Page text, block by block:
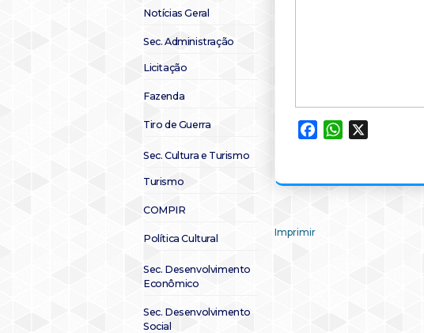
Notícias Geral
Sec. Administração
Licitação
Fazenda
Tiro de Guerra
Sec. Cultura e Turismo
Turismo
COMPIR
Política Cultural
Sec. Desenvolvimento
Econômico
Sec. Desenvolvimento
Social
FacebookWhatsApp
Imprimir